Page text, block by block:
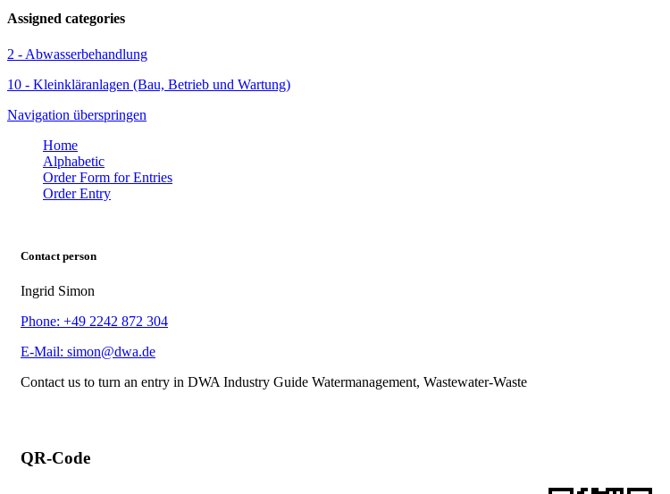
Assigned categories
2 - Abwasserbehandlung
10 - Kleinkläranlagen (Bau, Betrieb und Wartung)
Navigation überspringen
Home
Alphabetic
Order Form for Entries
Order Entry
Contact person
Ingrid Simon
Phone: +49 2242 872 304
E-Mail: simon@dwa.de
Contact us to turn an entry in DWA Industry Guide Watermanagement, Wastewater-Waste
QR-Code